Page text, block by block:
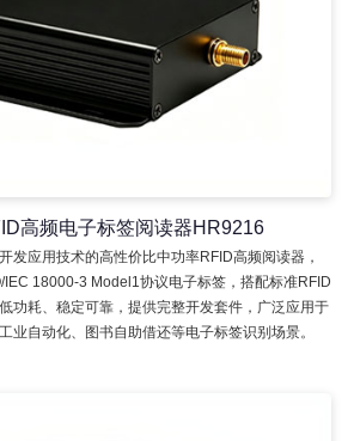
高频电子标签阅读器HR9216
发应用技术的高性价比中功率RFID高频阅读器，
18000-3 Model1协议电子标签，搭配标准RFID
功耗、稳定可靠，提供完整开发套件，广泛应用于
业自动化、图书自助借还等电子标签识别场景。